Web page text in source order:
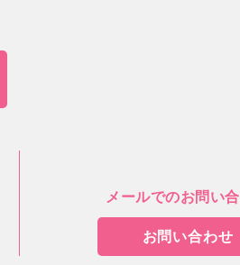
メールでのお問い
お問い合わせ